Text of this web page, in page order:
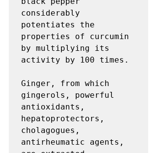
considerably
potentiates the
properties of curcumin
by multiplying its
activity by 100 times.
Ginger, from which
gingerols, powerful
antioxidants,
hepatoprotectors,
cholagogues,
antirheumatic agents,